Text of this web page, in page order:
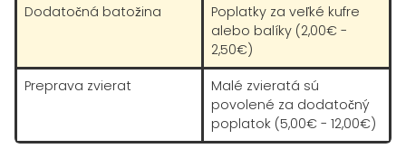
Dodatočná batožina
Poplatky za veľké kufre
alebo balíky (2,00€ -
2,50€)
Preprava zvierat
Malé zvieratá sú
povolené za dodatočný
poplatok (5,00€ - 12,00€)